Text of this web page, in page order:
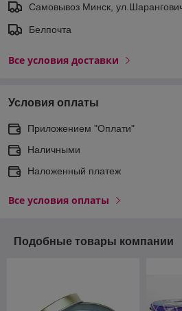
Самовывоз Минск,
Белпочта
Все условия доставки
Условия оплаты
Приложением "Оплати"
Наличными
Наложенный платеж
Все условия оплаты
Подобные товары компании